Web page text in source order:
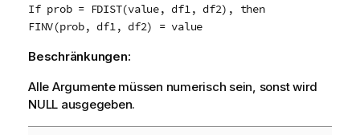
If prob = FDIST(value, df1, df2), then
FINV(prob, df1, df2) = value
Beschränkungen:
Alle Argumente müssen numerisch sein, sonst wird
NULL ausgegeben.